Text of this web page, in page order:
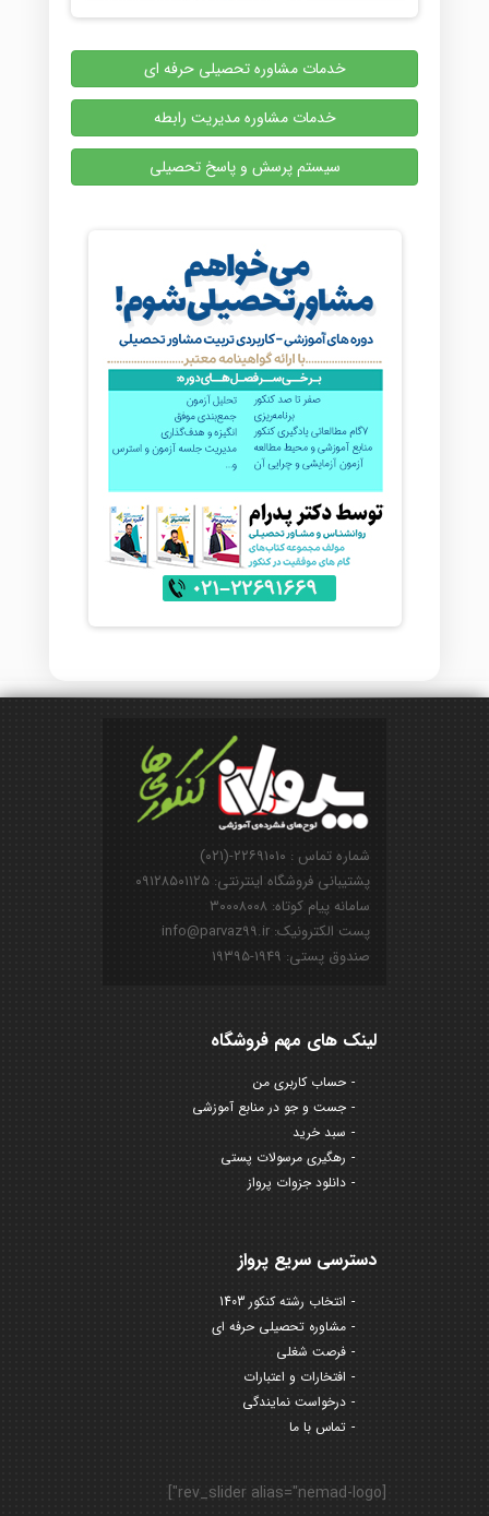
خدمات مشاوره تحصیلی حرفه ای
خدمات مشاوره مدیریت رابطه
سیستم پرسش و پاسخ تحصیلی
شماره تماس : ۲۲۶۹۱۰۱۰-(۰۲۱)
پشتیبانی فروشگاه اینترنتی: ۰۹۱۲۸۵۰۱۱۲۵
سامانه پیام کوتاه: ۳۰۰۰۸۰۰۸
پست الکترونیک: info@parvaz99.ir
صندوق پستی: ۱۹۴۹-۱۹۳۹۵
لینک های مهم فروشگاه
حساب کاربری من
جست و جو در منابع آموزشی
سبد خرید
رهگیری مرسولات پستی
دانلود جزوات پرواز
دسترسی سریع پرواز
انتخاب رشته کنکور 1403
مشاوره تحصیلی حرفه ای
فرصت شغلی
افتخارات و اعتبارات
درخواست نمایندگی
تماس با ما
[rev_slider alias="nemad-logo"]